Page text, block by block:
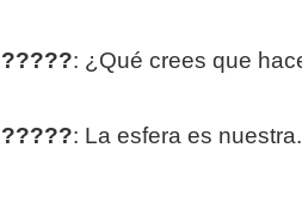
?????: ¿Qué crees que
?????: La esfera es nuestra.